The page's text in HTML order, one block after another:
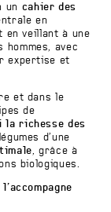
un cahier des
en
veillant à une
avec
expertise et
et dans le
de
la richesse des
d’une
, grâce à
biologiques.